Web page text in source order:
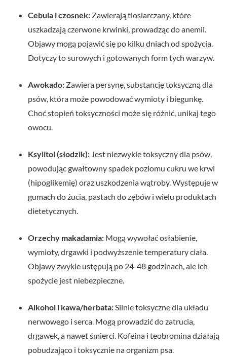
Cebula i czosnek: Zawierają tiosiarczany, które
uszkadzają czerwone krwinki, prowadząc do anemii.
Objawy mogą pojawić się po kilku dniach od spożycia.
Dotyczy to surowych i gotowanych form tych warzyw.
Awokado: Zawiera persynę, substancję toksyczną dla
psów, która może powodować wymioty i biegunkę.
Choć stopień toksyczności może się różnić, unikaj tego
owocu.
Ksylitol (słodzik): Jest niezwykle toksyczny dla psów,
powodując gwałtowny spadek poziomu cukru we krwi
(hipoglikemię) oraz uszkodzenia wątroby. Występuje w
gumach do żucia, pastach do zębów i wielu produktach
dietetycznych.
Orzechy makadamia: Mogą wywołać osłabienie,
wymioty, drgawki i podwyższenie temperatury ciała.
Objawy zwykle ustępują po 24-48 godzinach, ale ich
spożycie jest niebezpieczne.
Alkohol i kawa/herbata: Silnie toksyczne dla układu
nerwowego i serca. Mogą prowadzić do zatrucia,
drgawek, a nawet śmierci. Kofeina i teobromina działają
pobudzająco i toksycznie na organizm psa.